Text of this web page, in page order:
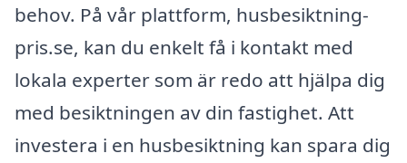
behov. På vår plattform, husbesiktning-
pris.se, kan du enkelt få i kontakt med
lokala experter som är redo att hjälpa dig
med besiktningen av din fastighet. Att
investera i en husbesiktning kan spara dig